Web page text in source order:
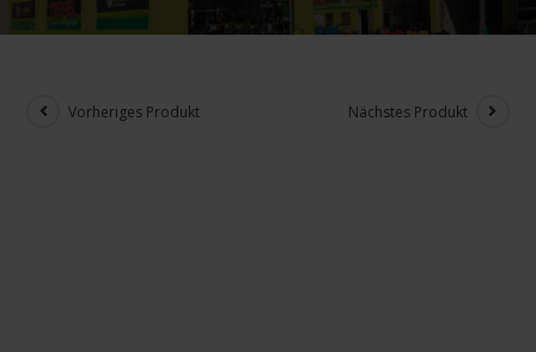
Vorheriges Produkt Nächstes Produkt